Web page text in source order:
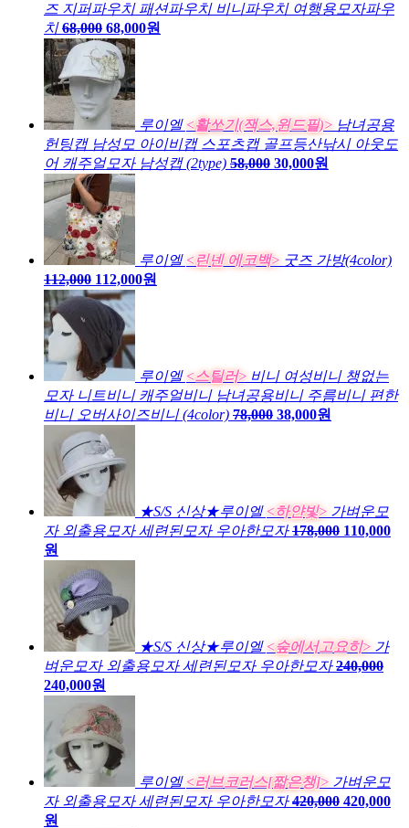
즈 지퍼파우치 패션파우치 비니파우치 여행용모자파우
치 68,000 68,000원
루이엘 <활쏘기(잭스,윈드필)> 남녀공용
헌팅캡 남성모 아이비캡 스포츠캡 골프등산낚시 아웃도
어 캐주얼모자 남성캡 (2type) 58,000 30,000원
루이엘 <린넨 에코백> 굿즈 가방(4color)
112,000 112,000원
루이엘 <스틸러> 비니 여성비니 챙없는
모자 니트비니 캐주얼비니 남녀공용비니 주름비니 편한
비니 오버사이즈비니 (4color) 78,000 38,000원
★S/S 신상★루이엘 <하얀빛> 가벼운모
자 외출용모자 세련된모자 우아한모자 178,000 110,000
원
★S/S 신상★루이엘 <숲에서고요히> 가
벼운모자 외출용모자 세련된모자 우아한모자 240,000
240,000원
루이엘 <러브코러스[짧은챙]> 가벼운모
자 외출용모자 세련된모자 우아한모자 420,000 420,000
원